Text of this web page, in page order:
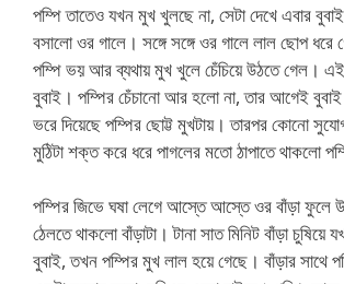
পম্পি তাতেও যখন মুখ খুলছে না, সেটা দেখে এবার
বসালো ওর গালে। সঙ্গে সঙ্গে ওর গালে লাল ছোপ
পম্পি ভয় আর ব্যথায় মুখ খুলে চেঁচিয়ে উঠতে গেল।
বুবাই। পম্পির চেঁচানো আর হলো না, তার আগেই বুবাই
ভরে দিয়েছে পম্পির ছোট্ট মুখটায়। তারপর কোনো
মুঠিটা শক্ত করে ধরে পাগলের মতো ঠাপাতে থাকলো
পম্পির জিভে ঘষা লেগে আস্তে আস্তে ওর বাঁড়া ফুলে
ঠেলতে থাকলো বাঁড়াটা। টানা সাত মিনিট বাঁড়া চুষিয়ে
বুবাই, তখন পম্পির মুখ লাল হয়ে গেছে। বাঁড়ার সাথে